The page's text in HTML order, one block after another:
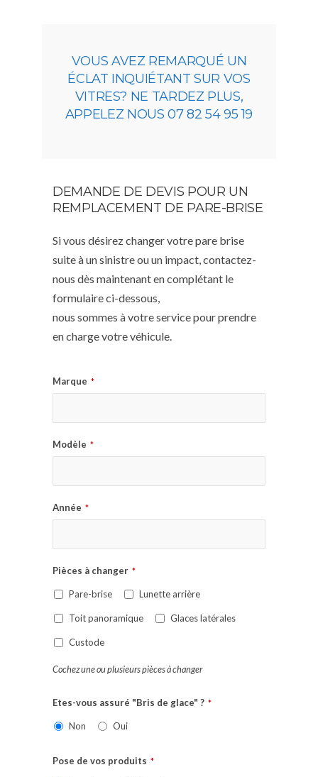
VOUS AVEZ REMARQUÉ UN
ÉCLAT INQUIÉTANT SUR VOS
VITRES? NE TARDEZ PLUS,
APPELEZ NOUS 07 82 54 95 19
DEMANDE DE DEVIS POUR UN
REMPLACEMENT DE PARE-BRISE
Si vous désirez changer votre pare brise
suite à un sinistre ou un impact, contactez-
nous dès maintenant en complétant le
formulaire ci-dessous,
nous sommes à votre service pour prendre
en charge votre véhicule.
Marque *
Modèle *
Année *
Pièces à changer *
Pare-brise Lunette arrière
Toit panoramique Glaces latérales
Custode
Cochez une ou plusieurs pièces à changer
Etes-vous assuré "Bris de glace" ? *
Non Oui
Pose de vos produits *